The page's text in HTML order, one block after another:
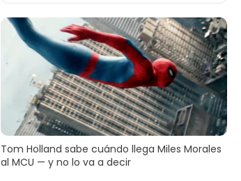
Tom Holland sabe cuándo llega Miles Morales
al MCU — y no lo va a decir